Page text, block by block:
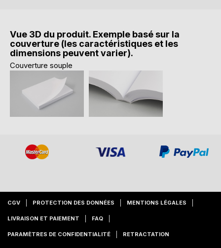
Vue 3D du produit. Exemple basé sur la
couverture (les caractéristiques et les
dimensions peuvent varier).
Couverture souple
CGV PROTECTION DES DONNÉES MENTIONS LÉGALES
LIVRAISON ET PAIEMENT FAQ
PARAMÈTRES DE CONFIDENTIALITÉ RETRACTATION